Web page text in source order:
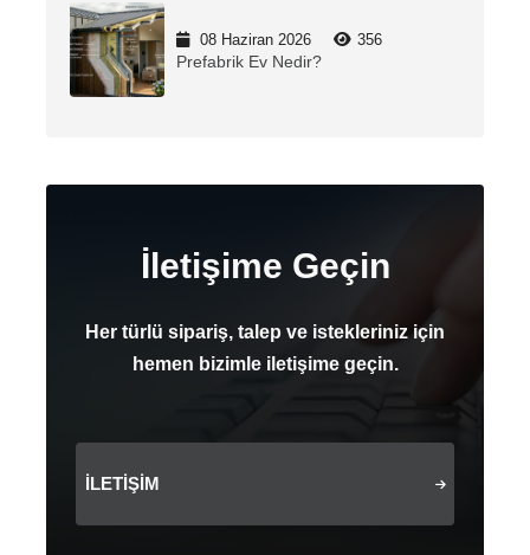
08 Haziran 2026 356
Prefabrik Ev Nedir?
İletişime Geçin
Her türlü sipariş, talep ve istekleriniz için
hemen bizimle iletişime geçin.
İLETIŞIM